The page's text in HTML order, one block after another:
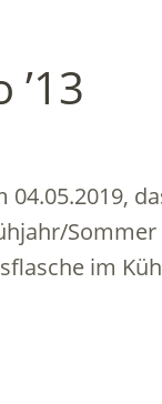
Sommer
im